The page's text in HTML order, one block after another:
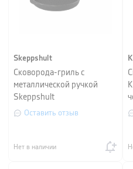
Skeppshult
Сковорода-гриль с
металлической ручкой
Skeppshult
PROFESSIONAL, диаметр
Оставить отзыв
Нет в наличии